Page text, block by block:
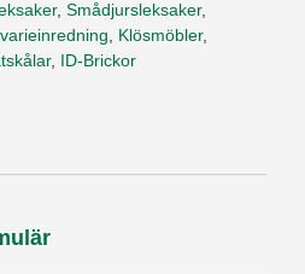
, Smådjursleksaker,
Klösmöbler,
, ID-Brickor